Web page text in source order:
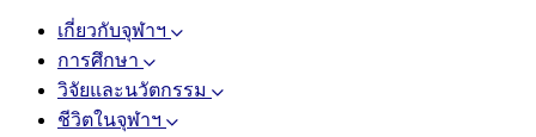
เกี่ยวกับจุฬาฯ
การศึกษา
วิจัยและนวัตกรรม
ชีวิตในจุฬาฯ